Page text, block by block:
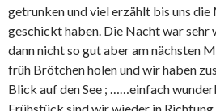
getrunken und viel erzählt bis uns
geschickt haben. Die Nacht war sehr
dann nicht so gut aber am nächsten
früh Brötchen holen und wir haben
Blick auf den See ; ……einfach